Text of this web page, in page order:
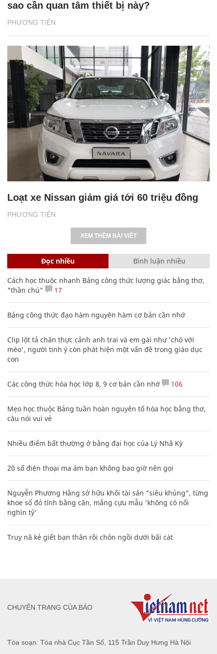
PHƯƠNG TIỆN
sao cần quan tâm thiết bị này?
PHƯƠNG TIỆN
Loạt xe Nissan giảm giá tới 60 triệu đồng
XEM THÊM BÀI VIẾT
Đọc nhiều Bình luận nhiều
Cách học thuộc nhanh Bảng công thức lượng giác bằng thơ,
"thần chú"
17
Bảng công thức đạo hàm nguyên hàm cơ bản cần nhớ
Clip lột tả chân thực cảnh anh trai và em gái như 'chó với
mèo', người tinh ý còn phát hiện một vấn đề trong giáo dục
con
Các công thức hóa học lớp 8, 9 cơ bản cần nhớ 106
Mẹo học thuộc Bảng tuần hoàn nguyên tố hóa học bằng thơ,
câu nói vui vẻ
Nhiều điểm bất thường ở bằng đại học của Lý Nhã Kỳ
20 số điện thoại ma ám bạn không bao giờ nên gọi
Nguyễn Phương Hằng sở hữu khối tài sản "siêu khủng", từng
khoe sổ đỏ tính bằng cân, mắng cựu mẫu 'không có nổi
nghìn tỷ'
Truy nã kẻ giết bạn thân rồi chôn ngồi dưới bãi cát
Tòa soạn: Tòa nhà Cục Tần Số, 115 Trần Duy Hưng Hà Nội
CHUYÊN TRANG CỦA BÁO